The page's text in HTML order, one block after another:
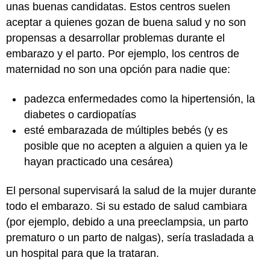
unas buenas candidatas. Estos centros suelen
aceptar a quienes gozan de buena salud y no son
propensas a desarrollar problemas durante el
embarazo y el parto. Por ejemplo, los centros de
maternidad no son una opción para nadie que:
padezca enfermedades como la hipertensión, la
diabetes o cardiopatías
esté embarazada de múltiples bebés (y es
posible que no acepten a alguien a quien ya le
hayan practicado una cesárea)
El personal supervisará la salud de la mujer durante
todo el embarazo. Si su estado de salud cambiara
(por ejemplo, debido a una preeclampsia, un parto
prematuro o un parto de nalgas), sería trasladada a
un hospital para que la trataran.